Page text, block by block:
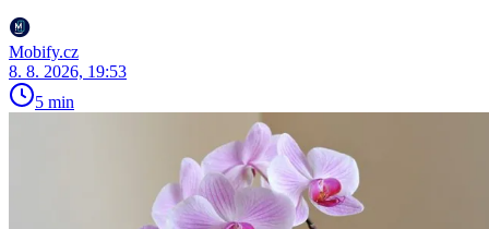
Mobify.cz
8. 8. 2026, 19:53
5 min